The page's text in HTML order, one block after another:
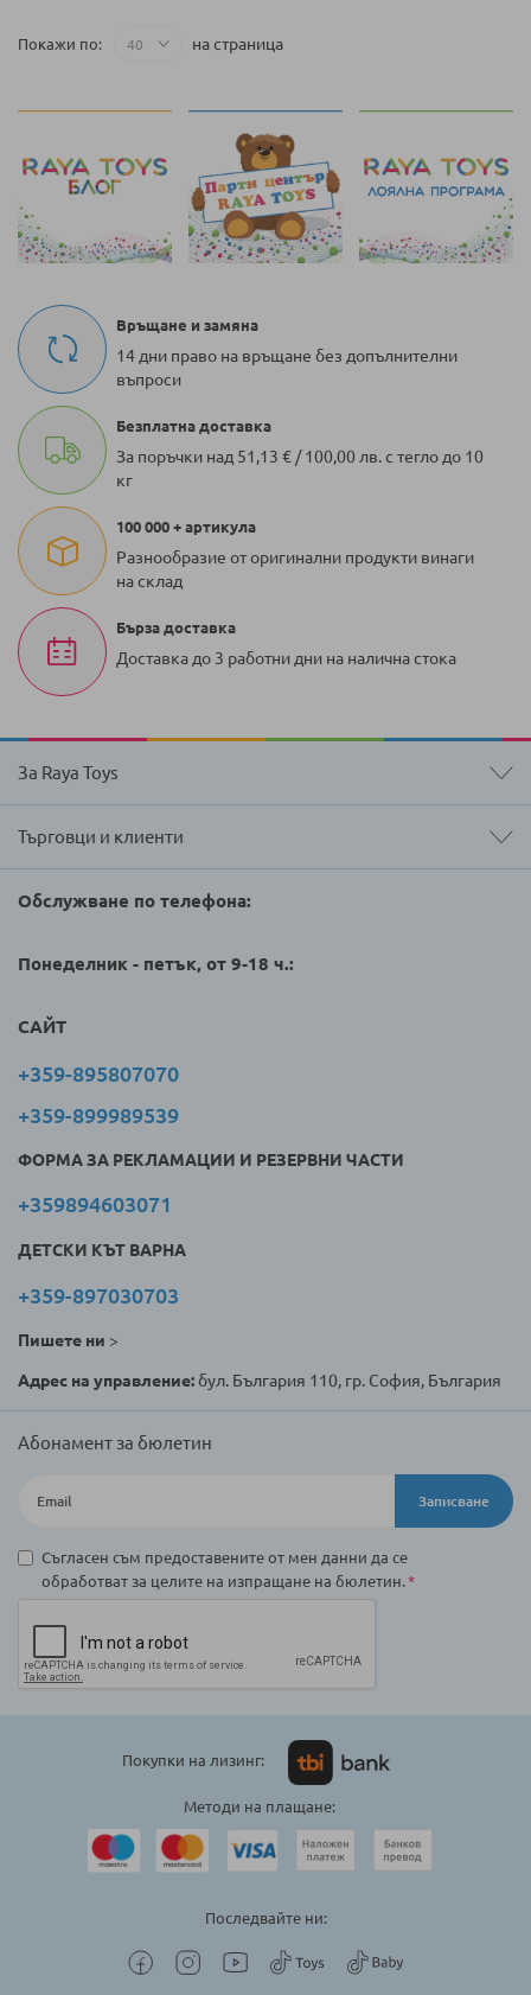
Покажи по на страница
Връщане и замяна
14 дни право на връщане без допълнителни
въпроси
Безплатна доставка
За поръчки над 51,13 € / 100,00 лв. с тегло до 10
кг
100 000 + артикула
Разнообразие от оригинални продукти винаги
на склад
Бърза доставка
Доставка до 3 работни дни на налична стока
За Raya Toys
Търговци и клиенти
Обслужване по телефона:
Понеделник - петък, от 9-18 ч.:
САЙТ
+359-895807070
+359-899989539
ФОРМА ЗА РЕКЛАМАЦИИ И РЕЗЕРВНИ ЧАСТИ
+359894603071
ДЕТСКИ КЪТ ВАРНА
+359-897030703
Пишете ни >
Адрес на управление:бул. България 110, гр. София, България
Абонамент за бюлетин
Записване
Съгласен съм предоставените от мен данни да се
обработват за целите на изпращане на бюлетин.
Покупки на лизинг:
Методи на плащане:
Последвайте ни: